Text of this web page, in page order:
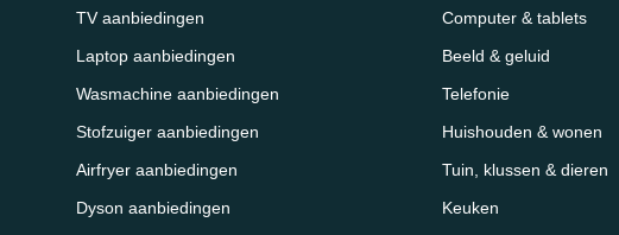
TV aanbiedingen
Laptop aanbiedingen
Wasmachine aanbiedingen
Stofzuiger aanbiedingen
Airfryer aanbiedingen
Dyson aanbiedingen
Computer & tablets
Beeld & geluid
Telefonie
Huishouden & wonen
Tuin, klussen & dieren
Keuken